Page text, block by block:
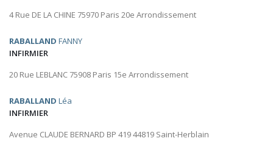
4 Rue DE LA CHINE 75970 Paris 20e Arrondissement
RABALLAND FANNY
INFIRMIER
20 Rue LEBLANC 75908 Paris 15e Arrondissement
RABALLAND Léa
INFIRMIER
Avenue CLAUDE BERNARD BP 419 44819 Saint-Herblain